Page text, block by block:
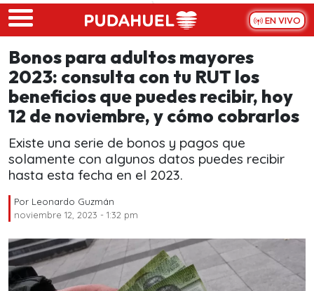
Skip to main content
EN VIVO
Bonos para adultos mayores
2023: consulta con tu RUT los
beneficios que puedes recibir, hoy
12 de noviembre, y cómo cobrarlos
Existe una serie de bonos y pagos que
solamente con algunos datos puedes recibir
hasta esta fecha en el 2023.
Por Leonardo Guzmán
noviembre 12, 2023 - 1:32 pm